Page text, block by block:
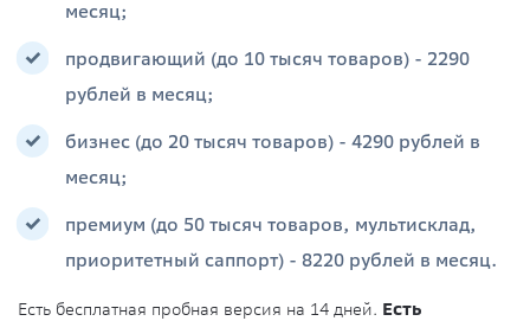
месяц;
продвигающий (до 10 тысяч товаров) - 2290
рублей в месяц;
бизнес (до 20 тысяч товаров) - 4290 рублей в
месяц;
премиум (до 50 тысяч товаров, мультисклад,
приоритетный саппорт) - 8220 рублей в месяц.
Есть бесплатная пробная версия на 14 дней. Есть